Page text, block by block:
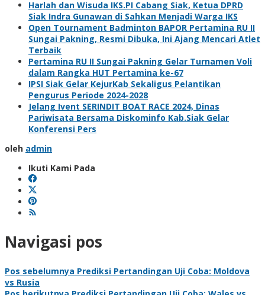
Harlah dan Wisuda IKS.PI Cabang Siak, Ketua DPRD
Siak Indra Gunawan di Sahkan Menjadi Warga IKS
Open Tournament Badminton BAPOR Pertamina RU II
Sungai Pakning, Resmi Dibuka, Ini Ajang Mencari Atlet
Terbaik
Pertamina RU II Sungai Pakning Gelar Turnamen Voli
dalam Rangka HUT Pertamina ke-67
IPSI Siak Gelar KejurKab Sekaligus Pelantikan
Pengurus Periode 2024-2028
Jelang Ivent SERINDIT BOAT RACE 2024, Dinas
Pariwisata Bersama Diskominfo Kab.Siak Gelar
Konferensi Pers
oleh admin
Ikuti Kami Pada
Navigasi pos
Pos sebelumnya Prediksi Pertandingan Uji Coba: Moldova
vs Rusia